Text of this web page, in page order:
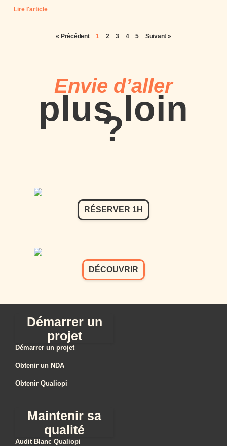
Lire l'article
« Précédent 1 2 3 4 5 Suivant »
Envie d’aller
plus loin
?​
RÉSERVER 1H
DÉCOUVRIR
Démarrer un
projet
Démarrer un projet
Obtenir un NDA
Obtenir Qualiopi
Maintenir sa
qualité
Audit Blanc Qualiopi